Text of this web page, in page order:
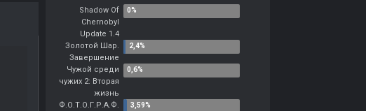
Shadow Of
Chernobyl
Update 1.4
Золотой Шар.
Завершение
Чужой среди
чужих 2: Вторая
жизнь
Ф.О.Т.О.Г.Р.А.Ф.